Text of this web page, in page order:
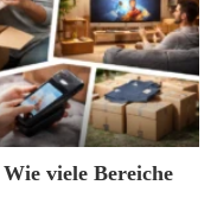
viele Bereiche